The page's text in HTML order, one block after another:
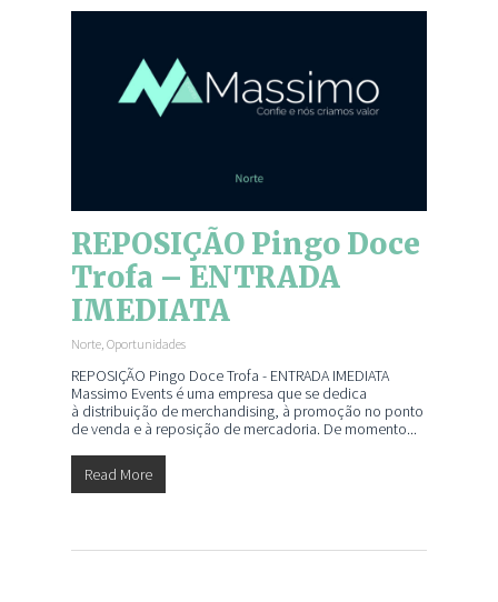
REPOSIÇÃO Pingo Doce
Trofa – ENTRADA
IMEDIATA
Norte Oportunidades
REPOSIÇÃO Pingo Doce Trofa - ENTRADA IMEDIATA
Massimo Events é uma empresa que se dedica
à distribuição de merchandising, à promoção no ponto
de venda e à reposição de mercadoria. De momento...
Read More